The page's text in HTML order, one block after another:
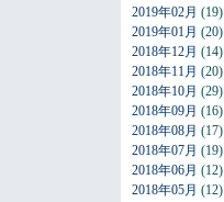
2019年02月 (19)
2019年01月 (20)
2018年12月 (14)
2018年11月 (20)
2018年10月 (29)
2018年09月 (16)
2018年08月 (17)
2018年07月 (19)
2018年06月 (12)
2018年05月 (12)